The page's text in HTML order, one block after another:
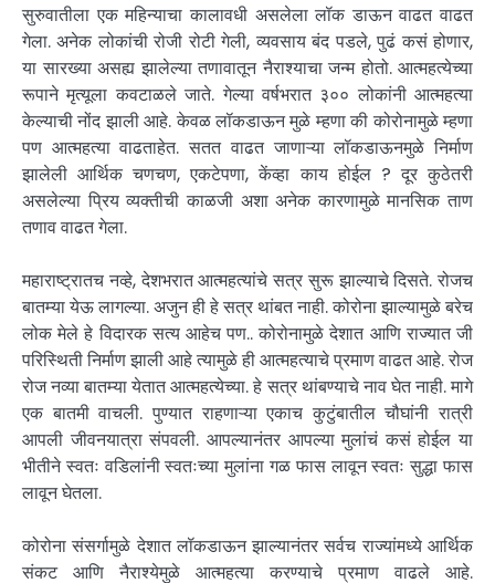
सुरुवातीला एक महिन्याचा कालावधी असलेला लॉक डाऊन वाढत वाढत
गेला. अनेक लोकांची रोजी रोटी गेली, व्यवसाय बंद पडले, पुढं कसं होणार,
या सारख्या असह्य झालेल्या तणावातून नैराश्याचा जन्म होतो. आत्महत्येच्या
रूपाने मृत्यूला कवटाळले जाते. गेल्या वर्षभरात ३०० लोकांनी आत्महत्या
केल्याची नोंद झाली आहे. केवळ लॉकडाऊन मुळे म्हणा की कोरोनामुळे म्हणा
पण आत्महत्या वाढताहेत. सतत वाढत जाणाऱ्या लॉकडाऊनमुळे निर्माण
झालेली आर्थिक चणचण, एकटेपणा, केंव्हा काय होईल ? दूर कुठेतरी
असलेल्या प्रिय व्यक्तीची काळजी अशा अनेक कारणामुळे मानसिक ताण
तणाव वाढत गेला.
महाराष्ट्रातच नव्हे, देशभरात आत्महत्यांचे सत्र सुरू झाल्याचे दिसते. रोजच
बातम्या येऊ लागल्या. अजुन ही हे सत्र थांबत नाही. कोरोना झाल्यामुळे बरेच
लोक मेले हे विदारक सत्य आहेच पण.. कोरोनामुळे देशात आणि राज्यात जी
परिस्थिती निर्माण झाली आहे त्यामुळे ही आत्महत्याचे प्रमाण वाढत आहे. रोज
रोज नव्या बातम्या येतात आत्महत्येच्या. हे सत्र थांबण्याचे नाव घेत नाही. मागे
एक बातमी वाचली. पुण्यात राहणाऱ्या एकाच कुटुंबातील चौघांनी रात्री
आपली जीवनयात्रा संपवली. आपल्यानंतर आपल्या मुलांचं कसं होईल या
भीतीने स्वतः वडिलांनी स्वतःच्या मुलांना गळ फास लावून स्वतः सुद्धा फास
लावून घेतला.
कोरोना संसर्गामुळे देशात लॉकडाऊन झाल्यानंतर सर्वच राज्यांमध्ये आर्थिक
संकट आणि नैराश्येमुळे आत्महत्या करण्याचे प्रमाण वाढले आहे.